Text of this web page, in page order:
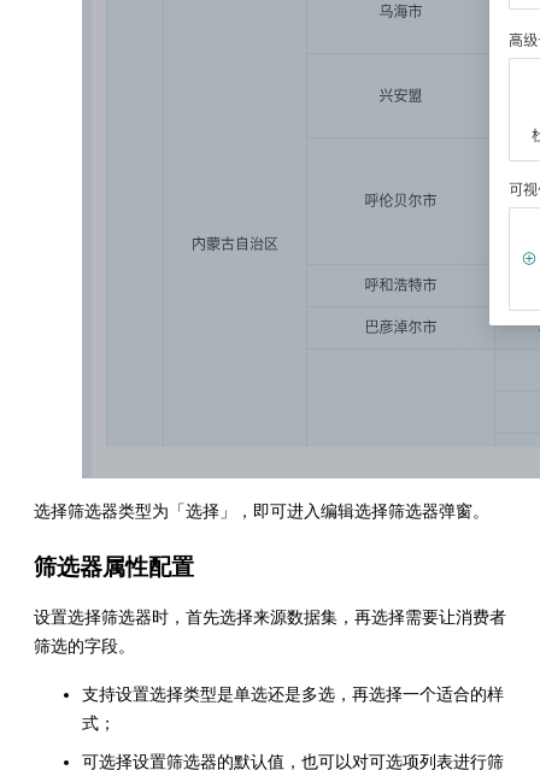
选择筛选器类型为「选择」，即可进入编辑选择筛选器弹窗。
筛选器属性配置
设置选择筛选器时，首先选择来源数据集，再选择需要让消费者
筛选的字段。
支持设置选择类型是单选还是多选，再选择一个适合的样
式；
可选择设置筛选器的默认值，也可以对可选项列表进行筛